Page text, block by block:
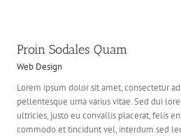
Proin Sodales Quam
Web Design
Lorem ipsum dolor sit amet, consectetur
pellentesque urna varius vitae. Sed dui
ultricies, justo eu convallis placerat, felis
commodo et tincidunt vel, interdum sed